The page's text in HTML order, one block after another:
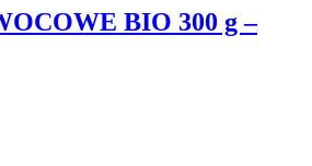
BIO 300 g –